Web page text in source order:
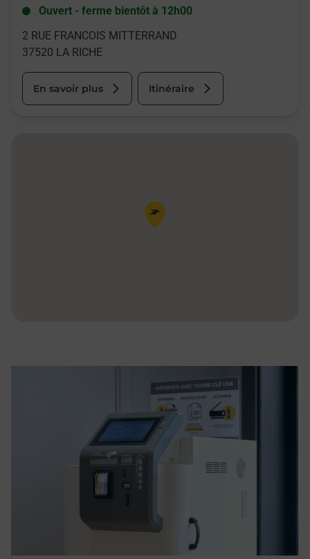
Ouvert - ferme bientôt à 12h00
2 RUE FRANCOIS MITTERRAND
37520 LA RICHE
En savoir plus Itinéraire
Pin de la carte